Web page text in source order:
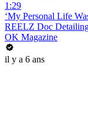
1:29
‘My Personal Life
REELZ Doc
OK Magazine
il y a 6 ans